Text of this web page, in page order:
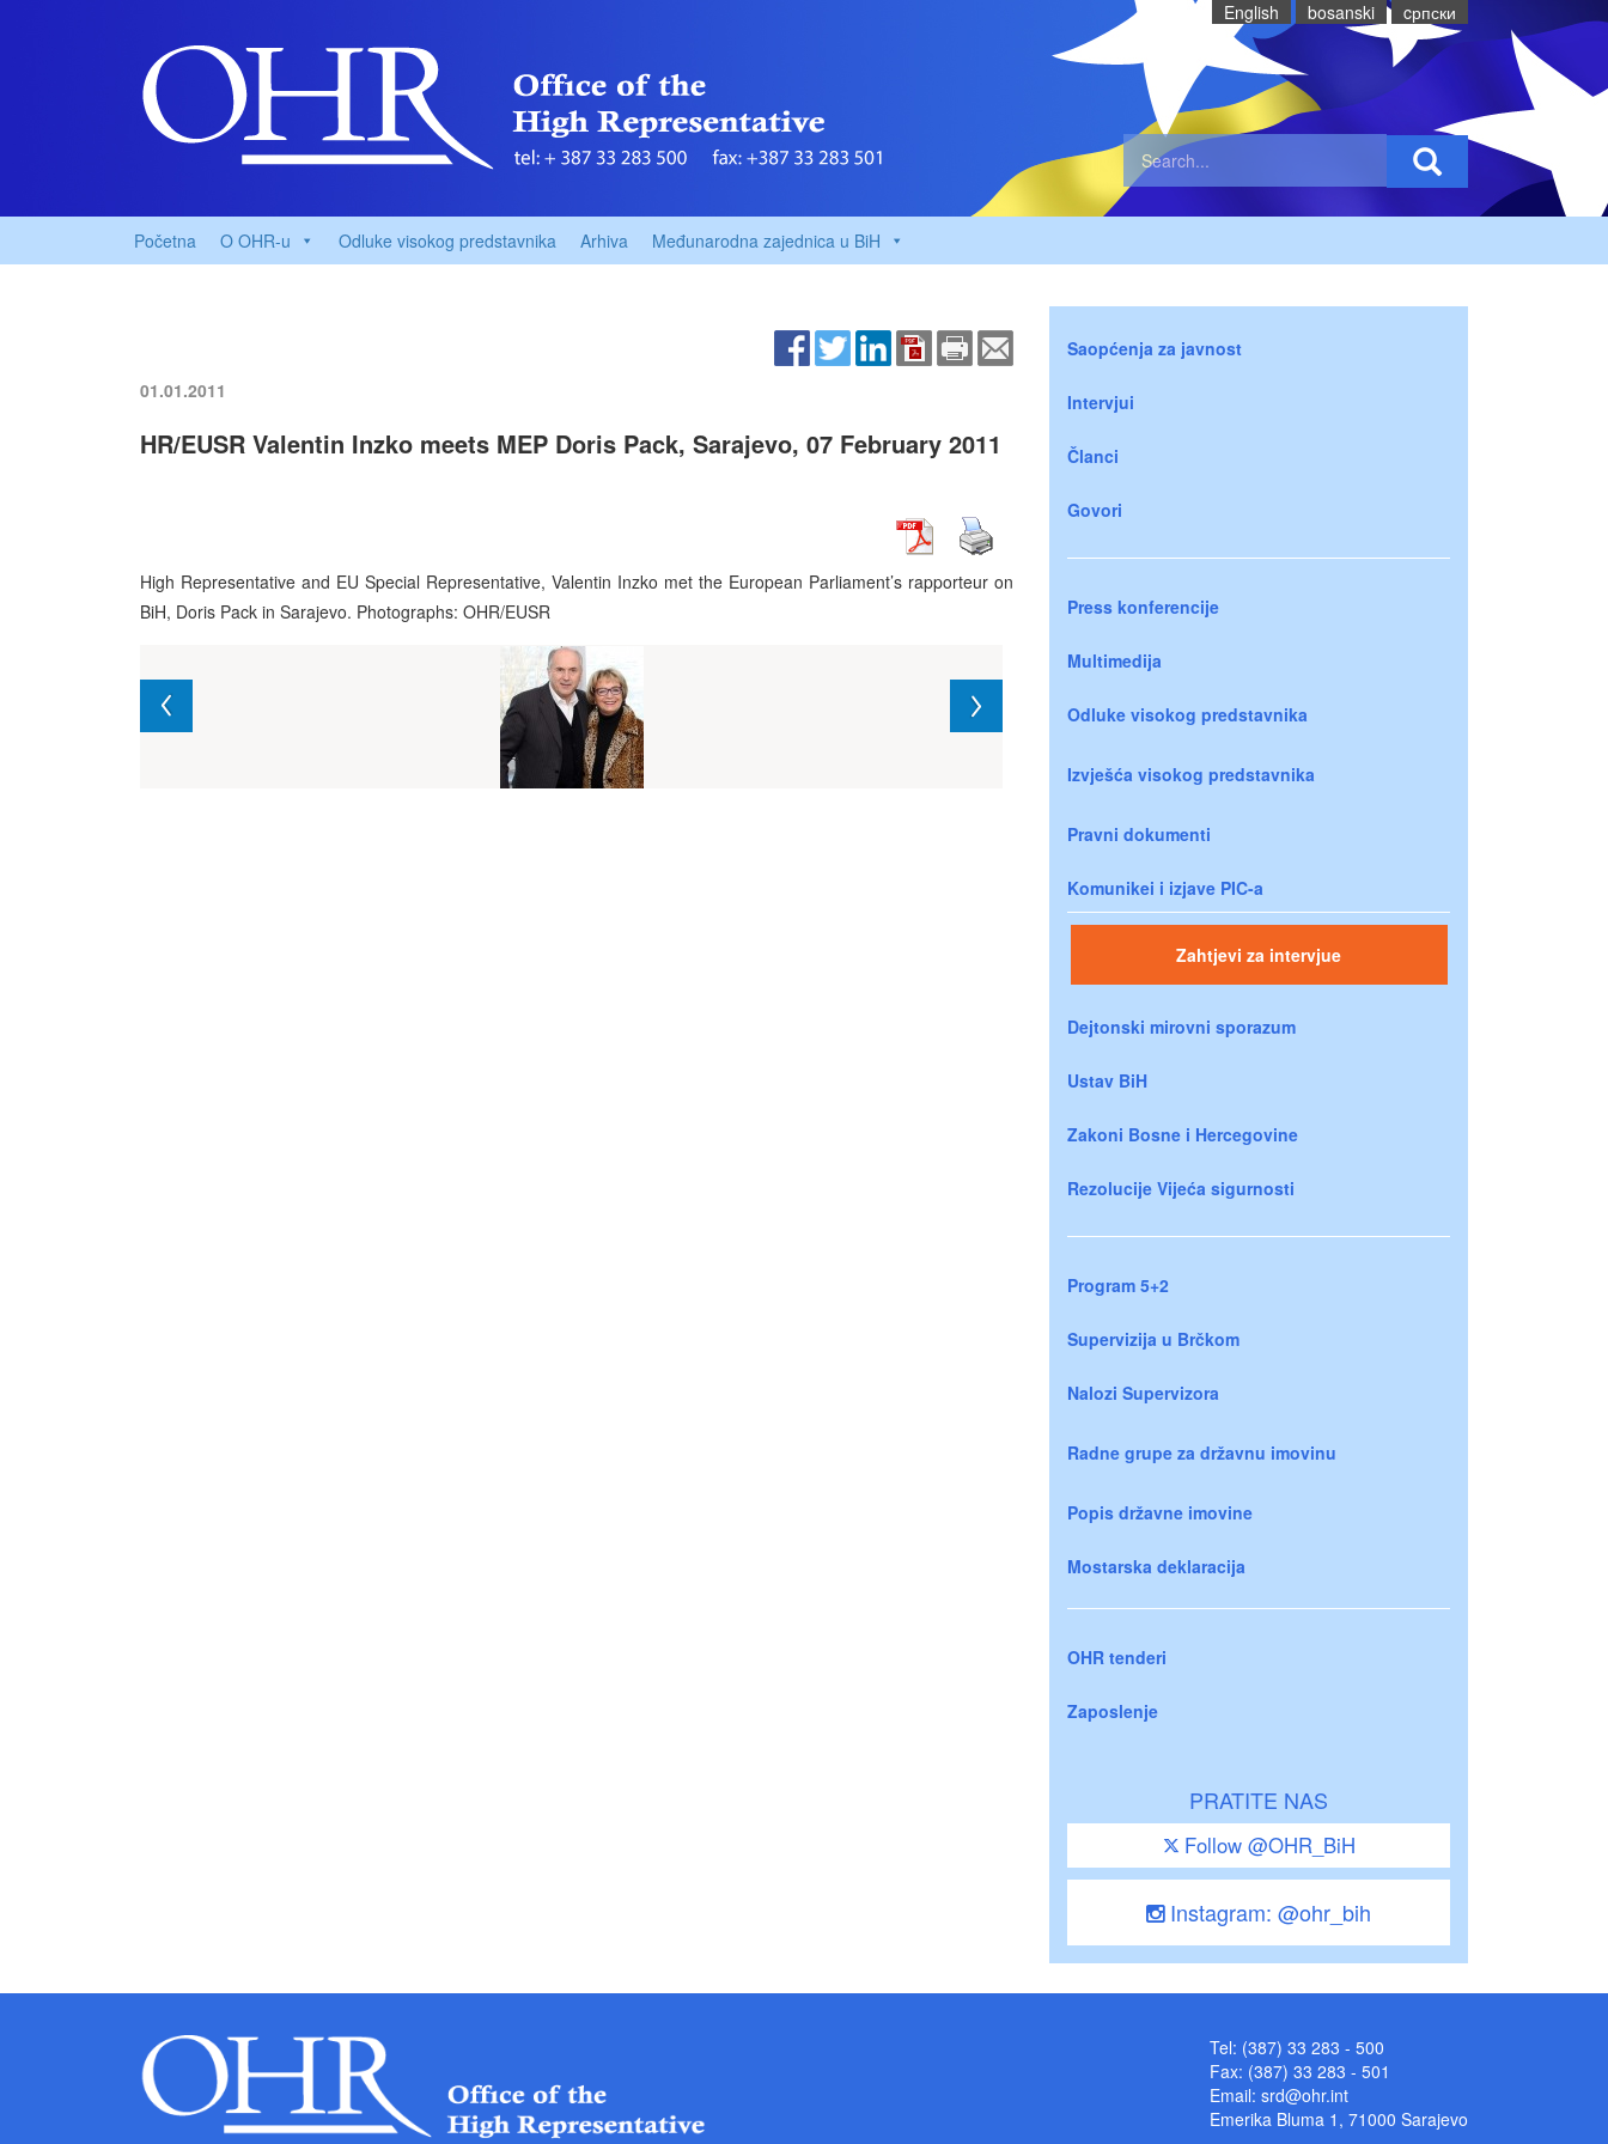
English bosanski cрпски
Početna O OHR-u Odluke visokog predstavnika Arhiva Međunarodna zajednica u BiH
01.01.2011
HR/EUSR Valentin Inzko meets MEP Doris Pack, Sarajevo, 07 February 2011
High Representative and EU Special Representative, Valentin Inzko met the European Parliament’s rapporteur on
BiH, Doris Pack in Sarajevo. Photographs: OHR/EUSR
Saopćenja za javnost
Intervjui
Članci
Govori
Press konferencije
Multimedija
Odluke visokog predstavnika
Izvješća visokog predstavnika
Pravni dokumenti
Komunikei i izjave PIC-a
Zahtjevi za intervjue
Dejtonski mirovni sporazum
Ustav BiH
Zakoni Bosne i Hercegovine
Rezolucije Vijeća sigurnosti
Program 5+2
Supervizija u Brčkom
Nalozi Supervizora
Radne grupe za državnu imovinu
Popis državne imovine
Mostarska deklaracija
OHR tenderi
Zaposlenje
PRATITE NAS
Follow @OHR_BiH
Instagram: @ohr_bih
Tel: (387) 33 283 - 500
Fax: (387) 33 283 - 501
Email: srd@ohr.int
Emerika Bluma 1, 71000 Sarajevo